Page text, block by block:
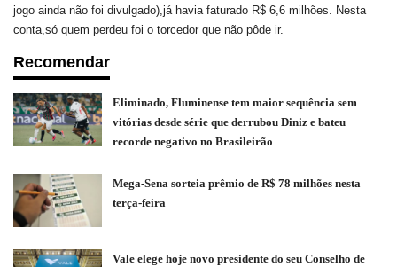
jogo ainda não foi divulgado),já havia faturado R$ 6,6 milhões. Nesta
conta,só quem perdeu foi o torcedor que não pôde ir.
Recomendar
Eliminado, Fluminense tem maior sequência sem
vitórias desde série que derrubou Diniz e bateu
recorde negativo no Brasileirão
Mega-Sena sorteia prêmio de R$ 78 milhões nesta
terça-feira
Vale elege hoje novo presidente do seu Conselho de